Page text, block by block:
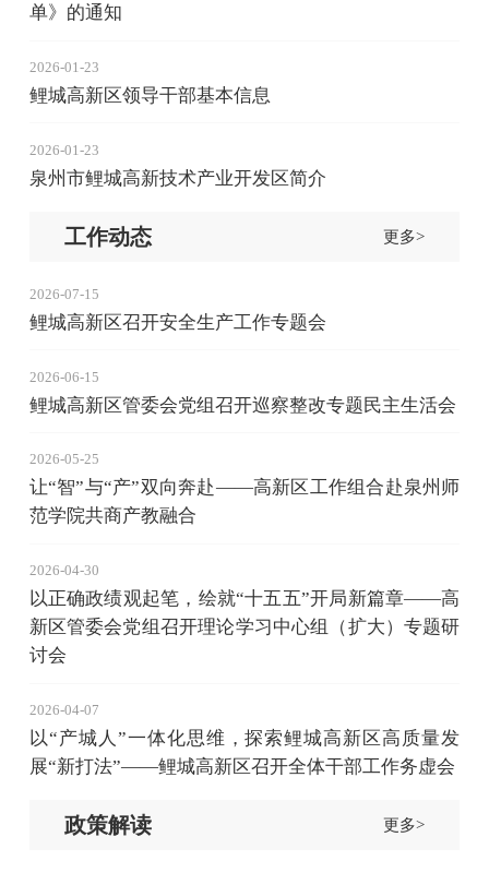
单》的通知
2026-01-23
鲤城高新区领导干部基本信息
2026-01-23
泉州市鲤城高新技术产业开发区简介
工作动态 更多>
2026-07-15
鲤城高新区召开安全生产工作专题会
2026-06-15
鲤城高新区管委会党组召开巡察整改专题民主生活会
2026-05-25
让“智”与“产”双向奔赴——高新区工作组合赴泉州师
范学院共商产教融合
2026-04-30
以正确政绩观起笔，绘就“十五五”开局新篇章——高
新区管委会党组召开理论学习中心组（扩大）专题研
讨会
2026-04-07
以“产城人”一体化思维，探索鲤城高新区高质量发
展“新打法”——鲤城高新区召开全体干部工作务虚会
政策解读 更多>